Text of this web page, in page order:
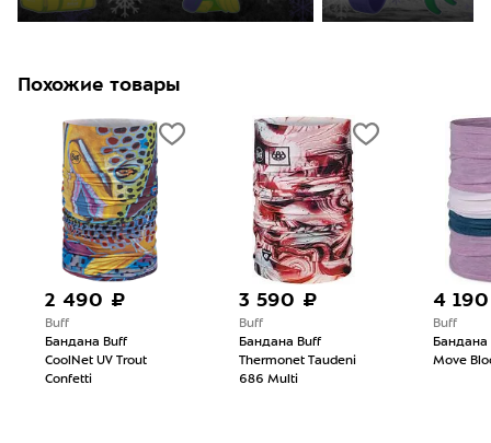
Похожие товары
2 490 ₽
Buff
Бандана Buff
CoolNet UV Trout
Confetti
3 590 ₽
Buff
Бандана Buff
Thermonet Taudeni
686 Multi
4
Buff
Бандана
Move